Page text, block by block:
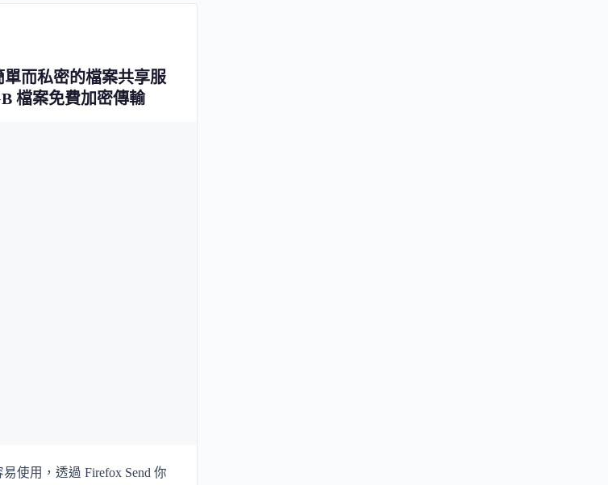
單而私密的檔案共享服
檔案免費加密傳輸
易使用，透過 Firefox Send 你